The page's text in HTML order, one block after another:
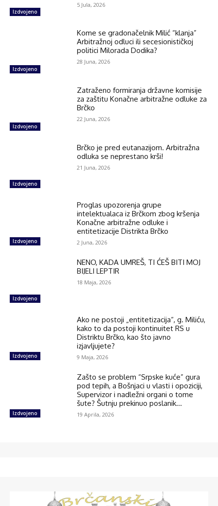
Izdvojeno
5 Jula, 2026
Izdvojeno
Kome se gradonačelnik Milić “klanja”
Arbitražnoj odluci ili secesionističkoj
politici Milorada Dodika?
28 Juna, 2026
Izdvojeno
Zatraženo formiranja državne komisije
za zaštitu Konačne arbitražne odluke za
Brčko
22 Juna, 2026
Izdvojeno
Brčko je pred eutanazijom. Arbitražna
odluka se neprestano krši!
21 Juna, 2026
Izdvojeno
Proglas upozorenja grupe
intelektualaca iz Brčkom zbog kršenja
Konačne arbitražne odluke i
entitetizacije Distrikta Brčko
2 Juna, 2026
Izdvojeno
NENO, KADA UMREŠ, TI ĆEŠ BITI MOJ
BIJELI LEPTIR
18 Maja, 2026
Izdvojeno
Ako ne postoji „entitetizacija“, g. Miliću,
kako to da postoji kontinuitet RS u
Distriktu Brčko, kao što javno
izjavljujete?
9 Maja, 2026
Izdvojeno
Zašto se problem “Srpske kuće” gura
pod tepih, a Bošnjaci u vlasti i opoziciji,
Supervizor i nadležni organi o tome
šute? Šutnju prekinuo poslanik...
19 Aprila, 2026